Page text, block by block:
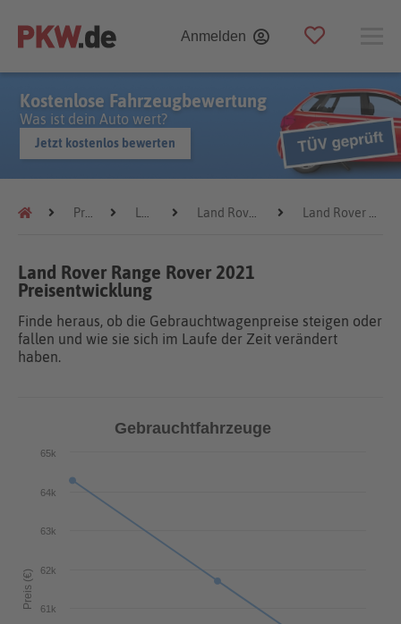
Anmelden
Kostenlose Fahrzeugbewertung
Was ist dein Auto wert?
Jetzt kostenlos bewerten
Preistrends Land Rover Range Rover Land Rover Range Rover 2021
Land Rover Range Rover 2021
Preisentwicklung
Finde heraus, ob die Gebrauchtwagenpreise steigen oder
fallen und wie sie sich im Laufe der Zeit verändert
haben.
Preis (€)
Gebrauchtfahrzeuge
61k
62k
63k
64k
65k